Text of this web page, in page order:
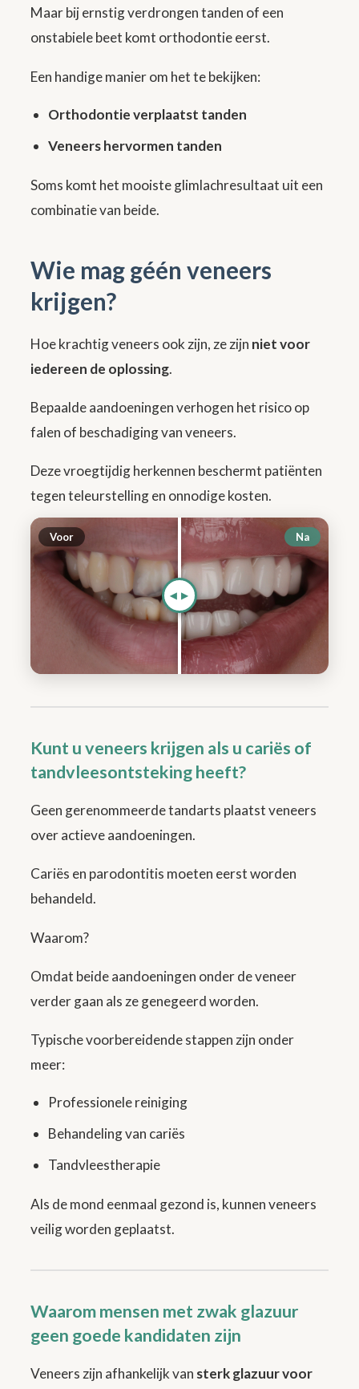
Maar bij ernstig verdrongen tanden of een
onstabiele beet komt orthodontie eerst.
Een handige manier om het te bekijken:
Orthodontie verplaatst tanden
Veneers hervormen tanden
Soms komt het mooiste glimlachresultaat uit een
combinatie van beide.
Wie mag géén veneers
krijgen?
Hoe krachtig veneers ook zijn, ze zijn niet voor
iedereen de oplossing.
Bepaalde aandoeningen verhogen het risico op
falen of beschadiging van veneers.
Deze vroegtijdig herkennen beschermt patiënten
tegen teleurstelling en onnodige kosten.
Voor Na
Kunt u veneers krijgen als u cariës of
tandvleesontsteking heeft?
Geen gerenommeerde tandarts plaatst veneers
over actieve aandoeningen.
Cariës en parodontitis moeten eerst worden
behandeld.
Waarom?
Omdat beide aandoeningen onder de veneer
verder gaan als ze genegeerd worden.
Typische voorbereidende stappen zijn onder
meer:
Professionele reiniging
Behandeling van cariës
Tandvleestherapie
Als de mond eenmaal gezond is, kunnen veneers
veilig worden geplaatst.
Waarom mensen met zwak glazuur
geen goede kandidaten zijn
Veneers zijn afhankelijk van sterk glazuur voor